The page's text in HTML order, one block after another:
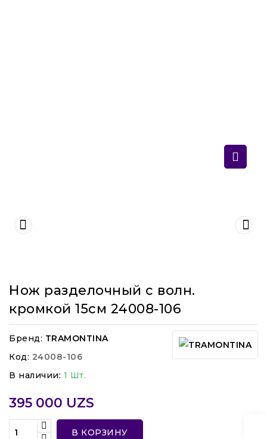
Нож разделочный с волн.
кромкой 15см 24008-106
Бренд: TRAMONTINA
Код: 24008-106
В наличии: 1 Шт.
395 000 UZS
В КОРЗИНУ